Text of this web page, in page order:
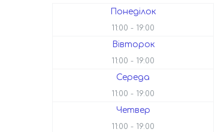
Понеділок
11:00 19:00
Вівторок
11:00 19:00
Середа
11:00 19:00
Четвер
11:00 19:00